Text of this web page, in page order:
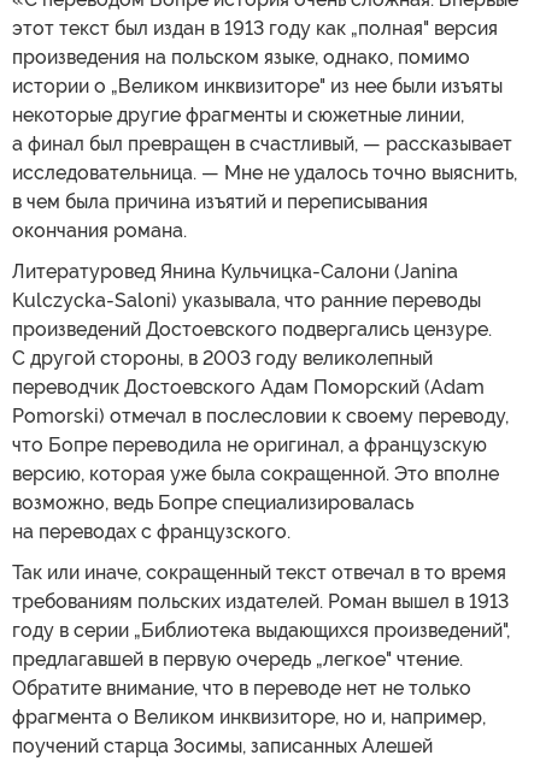
этот текст был издан в 1913 году как „полная" версия
произведения на польском языке, однако, помимо
истории о „Великом инквизиторе" из нее были изъяты
некоторые другие фрагменты и сюжетные линии,
а финал был превращен в счастливый, — рассказывает
исследовательница. — Мне не удалось точно выяснить,
в чем была причина изъятий и переписывания
окончания романа.
Литературовед Янина Кульчицка-Салони (Janina
Kulczycka-Saloni) указывала, что ранние переводы
произведений Достоевского подвергались цензуре.
С другой стороны, в 2003 году великолепный
переводчик Достоевского Адам Поморский (Adam
Pomorski) отмечал в послесловии к своему переводу,
что Бопре переводила не оригинал, а французскую
версию, которая уже была сокращенной. Это вполне
возможно, ведь Бопре специализировалась
на переводах с французского.
Так или иначе, сокращенный текст отвечал в то время
требованиям польских издателей. Роман вышел в 1913
году в серии „Библиотека выдающихся произведений",
предлагавшей в первую очередь „легкое" чтение.
Обратите внимание, что в переводе нет не только
фрагмента о Великом инквизиторе, но и, например,
поучений старца Зосимы, записанных Алешей